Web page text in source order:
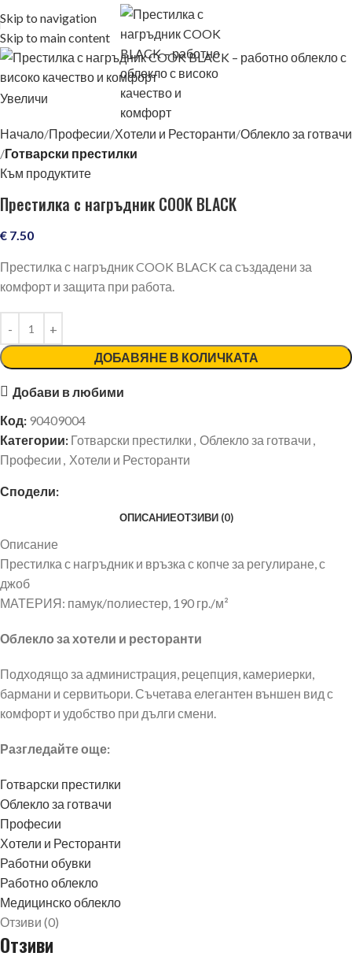
Skip to navigation
Skip to main content
Увеличи
Начало Професии Хотели и Ресторанти Облекло за готвачи
Готварски престилки
Към продуктите
Престилка с нагръдник COOK BLACK
€ 7.50
Престилка с нагръдник COOK BLACK са създадени за
комфорт и защита при работа.
ДОБАВЯНЕ В КОЛИЧКАТА
Добави в любими
Код: 90409004
Категории: Готварски престилки , Облекло за готвачи ,
Професии , Хотели и Ресторанти
Сподели:
ОПИСАНИЕОТЗИВИ (0)
Описание
Престилка с нагръдник и връзка с копче за регулиране, с
джоб
МАТЕРИЯ: памук/полиестер, 190 гр./м²
Облекло за хотели и ресторанти
Подходящо за администрация, рецепция, камериерки,
бармани и сервитьори. Съчетава елегантен външен вид с
комфорт и удобство при дълги смени.
Разгледайте още:
Готварски престилки
Облекло за готвачи
Професии
Хотели и Ресторанти
Работни обувки
Работно облекло
Медицинско облекло
Отзиви (0)
Отзиви